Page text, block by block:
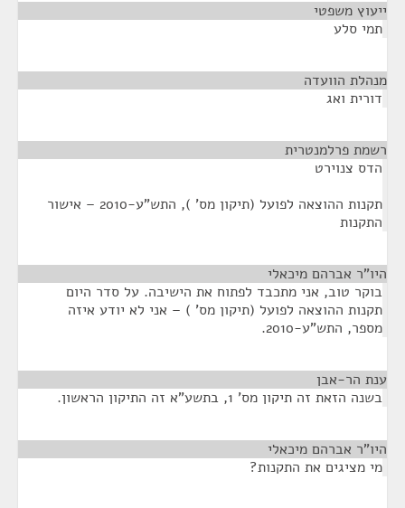
ייעוץ משפטי
תמי סלע
מנהלת הוועדה
דורית ואג
רשמת פרלמנטרית
הדס צנוירט
תקנות ההוצאה לפועל (תיקון מס' ), התש"ע-2010 – אישור
התקנות
היו"ר אברהם מיכאלי
בוקר טוב, אני מתכבד לפתוח את הישיבה. על סדר היום
תקנות ההוצאה לפועל (תיקון מס' ) – אני לא יודע איזה
מספר, התש"ע-2010.
ענת הר-אבן
בשנה הזאת זה תיקון מס' 1, בתשע"א זה התיקון הראשון.
היו"ר אברהם מיכאלי
מי מציגים את התקנות?